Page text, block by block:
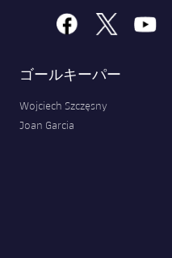
facebook
x
ゴールキーパー
Wojciech Szczęsny
Joan Garcia